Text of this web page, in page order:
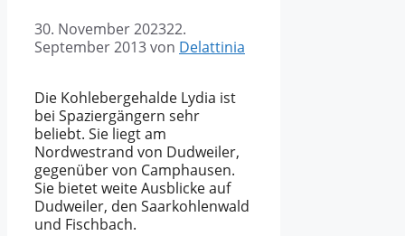
30. November 202322.
September 2013von Delattinia
Die Kohlebergehalde Lydia ist
bei Spaziergängern sehr
beliebt. Sie liegt am
Nordwestrand von Dudweiler,
gegenüber von Camphausen.
Sie bietet weite Ausblicke auf
Dudweiler, den Saarkohlenwald
und Fischbach.